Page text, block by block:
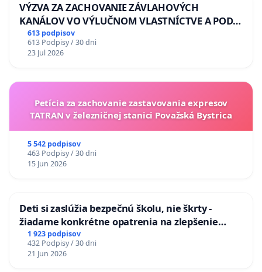
VÝZVA ZA ZACHOVANIE ZÁVLAHOVÝCH
KANÁLOV VO VÝLUČNOM VLASTNÍCTVE A POD
KONTROLOU SLOVENSKEJ REPUBLIKY & žiadosť
na riešenie zanedbaného stavu závlahových a
odvodňovacích kanálov na Slovensku
613 podpisov
613 Podpisy / 30 dni
23 Jul 2026
Petícia za zachovanie zastavovania expresov
TATRAN v železničnej stanici Považská Bystrica
5 542 podpisov
463 Podpisy / 30 dni
15 Jun 2026
Deti si zaslúžia bezpečnú školu, nie škrty -
žiadame konkrétne opatrenia na zlepšenie
situácie v školstve
1 923 podpisov
432 Podpisy / 30 dni
21 Jun 2026